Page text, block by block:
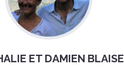
ET DAMIEN BLAISE